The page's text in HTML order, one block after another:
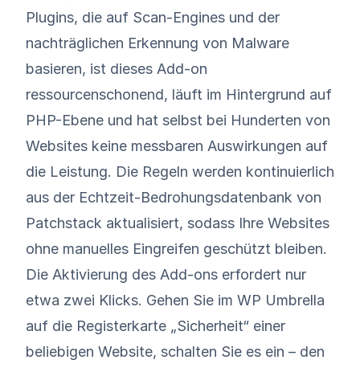
Plugins, die auf Scan-Engines und der
nachträglichen Erkennung von Malware
basieren, ist dieses Add-on
ressourcenschonend, läuft im Hintergrund auf
PHP-Ebene und hat selbst bei Hunderten von
Websites keine messbaren Auswirkungen auf
die Leistung. Die Regeln werden kontinuierlich
aus der Echtzeit-Bedrohungsdatenbank von
Patchstack aktualisiert, sodass Ihre Websites
ohne manuelles Eingreifen geschützt bleiben.
Die Aktivierung des Add-ons erfordert nur
etwa zwei Klicks. Gehen Sie im WP Umbrella
auf die Registerkarte „Sicherheit“ einer
beliebigen Website, schalten Sie es ein – den